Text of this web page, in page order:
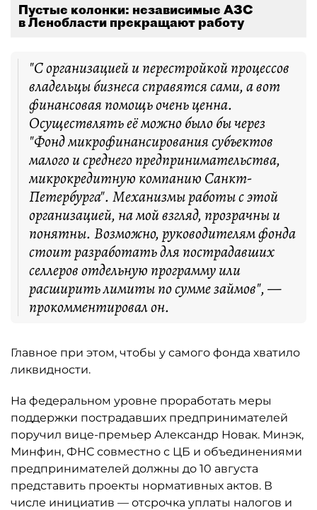
Пустые колонки: независимые АЗС
в Ленобласти прекращают работу
"С организацией и перестройкой процессов
владельцы бизнеса справятся сами, а вот
финансовая помощь очень ценна.
Осуществлять её можно было бы через
"Фонд микрофинансирования субъектов
малого и среднего предпринимательства,
микрокредитную компанию Санкт-
Петербурга". Механизмы работы с этой
организацией, на мой взгляд, прозрачны и
понятны. Возможно, руководителям фонда
стоит разработать для пострадавших
селлеров отдельную программу или
расширить лимиты по сумме займов", —
прокомментировал он.
Главное при этом, чтобы у самого фонда хватило
ликвидности.
На федеральном уровне проработать меры
поддержки пострадавших предпринимателей
поручил вице-премьер Александр Новак. Минэк,
Минфин, ФНС совместно с ЦБ и объединениями
предпринимателей должны до 10 августа
представить проекты нормативных актов. В
числе инициатив — отсрочка уплаты налогов и